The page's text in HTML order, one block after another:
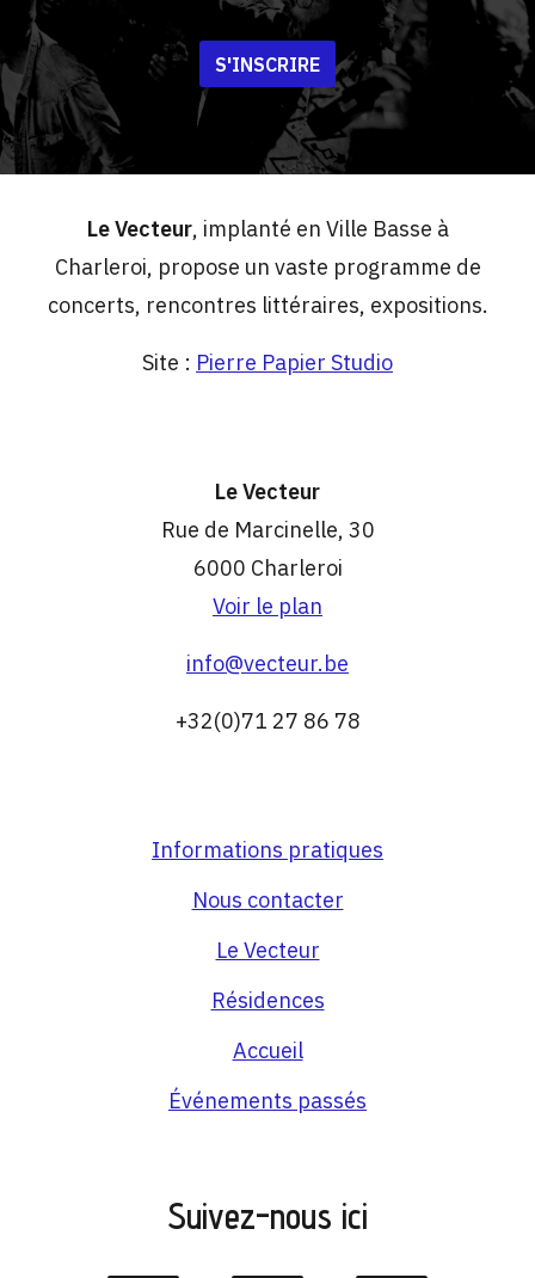
S'INSCRIRE
Le Vecteur, implanté en Ville Basse à
Charleroi, propose un vaste programme de
concerts, rencontres littéraires, expositions.
Site : Pierre Papier Studio
Le Vecteur
Rue de Marcinelle, 30
6000 Charleroi
Voir le plan
info@vecteur.be
+32(0)71 27 86 78
Informations pratiques
Nous contacter
Le Vecteur
Résidences
Accueil
Événements passés
Suivez-nous ici